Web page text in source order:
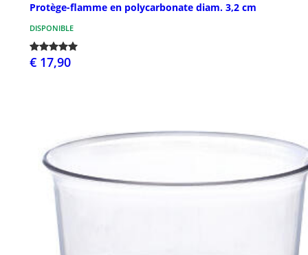
Protège-flamme en polycarbonate diam. 3,2 cm
DISPONIBLE
€ 17,90